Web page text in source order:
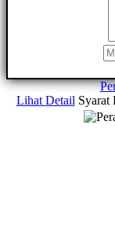
Lihat Detail Syarat